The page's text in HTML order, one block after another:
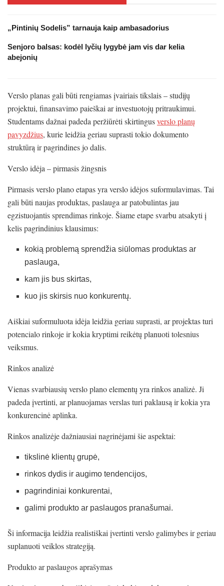
„Pintinių Sodelis” tarnauja kaip ambasadorius
Senjoro balsas: kodėl lyčių lygybė jam vis dar kelia
abejonių
Verslo planas gali būti rengiamas įvairiais tikslais – studijų
projektui, finansavimo paieškai ar investuotojų pritraukimui.
Studentams dažnai padeda peržiūrėti skirtingusverslo planų
pavyzdžius, kurie leidžia geriau suprasti tokio dokumento
struktūrą ir pagrindines jo dalis.
Verslo idėja – pirmasis žingsnis
Pirmasis verslo plano etapas yra verslo idėjos suformulavimas. Tai
gali būti naujas produktas, paslauga ar patobulintas jau
egzistuojantis sprendimas rinkoje. Šiame etape svarbu atsakyti į
kelis pagrindinius klausimus:
kokią problemą sprendžia siūlomas produktas ar
paslauga,
kam jis bus skirtas,
kuo jis skirsis nuo konkurentų.
Aiškiai suformuluota idėja leidžia geriau suprasti, ar projektas turi
potencialo rinkoje ir kokia kryptimi reikėtų planuoti tolesnius
veiksmus.
Rinkos analizė
Vienas svarbiausių verslo plano elementų yra rinkos analizė. Ji
padeda įvertinti, ar planuojamas verslas turi paklausą ir kokia yra
konkurencinė aplinka.
Rinkos analizėje dažniausiai nagrinėjami šie aspektai:
tikslinė klientų grupė,
rinkos dydis ir augimo tendencijos,
pagrindiniai konkurentai,
galimi produkto ar paslaugos pranašumai.
Ši informacija leidžia realistiškai įvertinti verslo galimybes ir geriau
suplanuoti veiklos strategiją.
Produkto ar paslaugos aprašymas